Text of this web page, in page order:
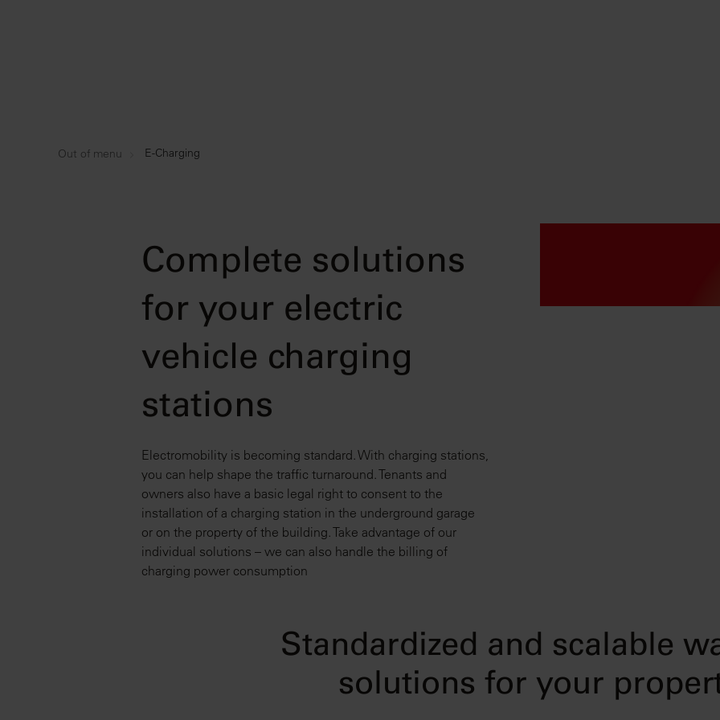
Out of menu E-Charging
Complete solutions
for your electric
vehicle charging
stations
Electromobility is becoming standard. With charging stations,
you can help shape the traffic turnaround. Tenants and
owners also have a basic legal right to consent to the
installation of a charging station in the underground garage
or on the property of the building. Take advantage of our
individual solutions – we can also handle the billing of
charging power consumption
Standardized and scalable
solutions for your